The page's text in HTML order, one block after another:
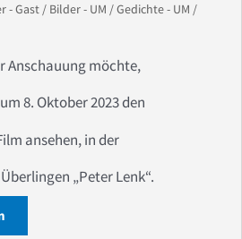
- Gast / Bilder - UM /Gedichte - UM /
Anschauung möchte,
8. Oktober 2023 den
ansehen, in der
„Peter Lenk“.